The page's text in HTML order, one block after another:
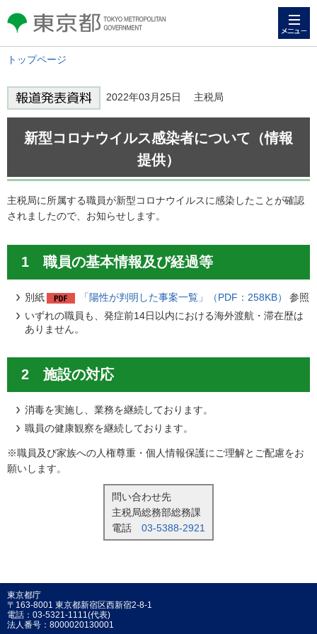
東京都 TOKYO METROPOLITAN
GOVERNMENT
トップページ
2022年03月25日 主税局
新型コロナウイルス感染者について（情報
提供）
主税局に所属する職員が新型コロナウイルスに感染したことが確認
されましたので、お知らせします。
1 職員の基本情報及び経過等
別紙 「陽性が判明した事案一覧」（PDF：258KB）
参照
いずれの職員も、発症前14日以内における海外渡航・滞在歴は
ありません。
2 施設の対応
消毒を実施し、業務を継続しております。
職員の健康観察を継続しております。
※職員及び家族への人権尊重・個人情報保護にご理解とご配慮をお
願いします。
問い合わせ先
主税局総務部総務課
電話 03-5388-2921
東京都庁
〒163-8001 東京都新宿区西新宿2-8-1
電話：03-5321-1111(代表)
法人番号：8000020130001